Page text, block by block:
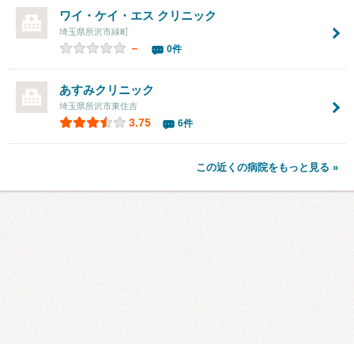
ワイ・ケイ・エス クリニック
埼玉県所沢市緑町
－ 0件
あすみクリニック
埼玉県所沢市東住吉
3.75 6件
この近くの病院をもっと見る »